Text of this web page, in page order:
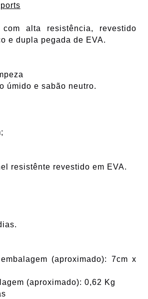
alta resistência, revestido
e dupla pegada de EVA.
úmido e sabão neutro.
resistênte revestido em EVA.
(aproximado): 7cm x
(aproximado): 0,62 Kg